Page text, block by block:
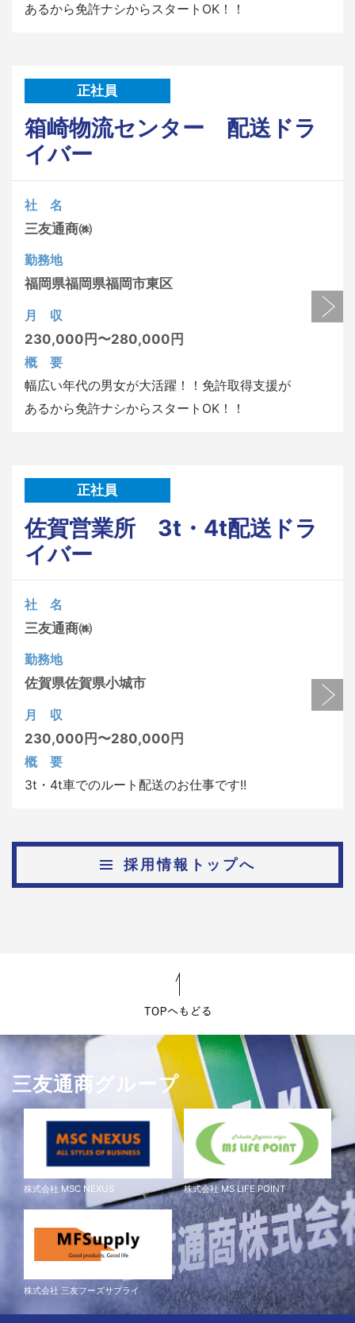
あるから免許ナシからスタートOK！！
正社員
箱崎物流センター 配送ドラ
イバー
社 名
三友通商㈱
勤務地
福岡県福岡県福岡市東区
月 収
230,000円〜280,000円
概 要
幅広い年代の男女が大活躍！！免許取得支援が
あるから免許ナシからスタートOK！！
正社員
佐賀営業所 3t・4t配送ドラ
イバー
社 名
三友通商㈱
勤務地
佐賀県佐賀県小城市
月 収
230,000円〜280,000円
概 要
3t・4t車でのルート配送のお仕事です!!
採用情報トップへ
三友通商グループ
株式会社 MSC NEXUS 株式会社 MS LIFE POINT
株式会社 三友フーズサプライ